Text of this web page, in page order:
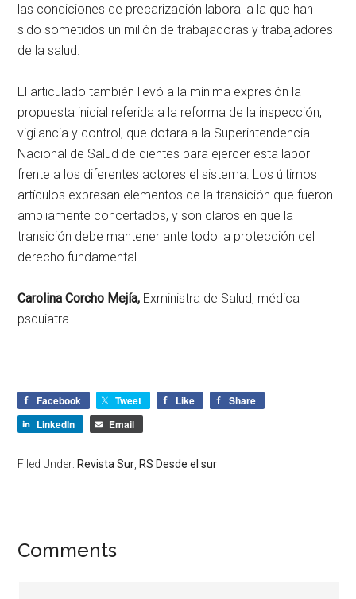
las condiciones de precarización laboral a la que han
sido sometidos un millón de trabajadoras y trabajadores
de la salud.
El articulado también llevó a la mínima expresión la
propuesta inicial referida a la reforma de la inspección,
vigilancia y control, que dotara a la Superintendencia
Nacional de Salud de dientes para ejercer esta labor
frente a los diferentes actores el sistema. Los últimos
artículos expresan elementos de la transición que fueron
ampliamente concertados, y son claros en que la
transición debe mantener ante todo la protección del
derecho fundamental.
Carolina Corcho Mejía, Exministra de Salud, médica
psquiatra
Facebook Tweet Like
Share
LinkedIn
Email
Filed Under: Revista Sur RS Desde el sur
Comments